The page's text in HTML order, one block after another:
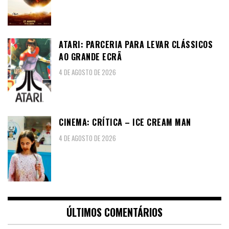
ATARI: PARCERIA PARA LEVAR CLÁSSICOS
AO GRANDE ECRÃ
4 DE AGOSTO DE 2026
CINEMA: CRÍTICA – ICE CREAM MAN
4 DE AGOSTO DE 2026
ÚLTIMOS COMENTÁRIOS